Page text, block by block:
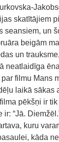
skatītājiem
seansiem, un
beigām
un
neatlaidīga
filmu Mans
laikā sākas
pēkšņi ir tik
ir: “Jā.
kuru
kāda